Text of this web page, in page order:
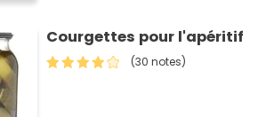
Courgettes pour l'apéritif
(30 notes)